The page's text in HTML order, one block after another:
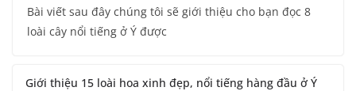
Bài viết sau đây chúng tôi sẽ giới thiệu cho bạn đọc 8
loài cây nổi tiếng ở Ý được
Giới thiệu 15 loài hoa xinh đẹp, nổi tiếng hàng đầu ở Ý